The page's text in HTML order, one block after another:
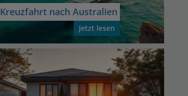
Kreuzfahrt nach Australien
Jetzt lesen